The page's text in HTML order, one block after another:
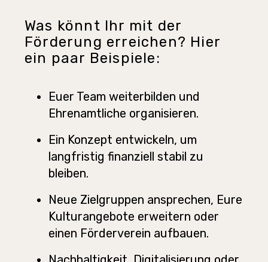
Was könnt Ihr mit der
Förderung erreichen? Hier
ein paar Beispiele:
Euer Team weiterbilden und
Ehrenamtliche organisieren.
Ein Konzept entwickeln, um
langfristig finanziell stabil zu
bleiben.
Neue Zielgruppen ansprechen, Eure
Kulturangebote erweitern oder
einen Förderverein aufbauen.